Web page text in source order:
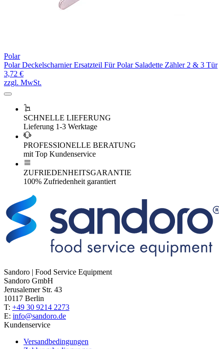
Polar
Polar Deckelscharnier Ersatzteil Für Polar Saladette Zähler 2 & 3 Tür
3,72 €
zzgl. MwSt.
SCHNELLE LIEFERUNG
Lieferung 1-3 Werktage
PROFESSIONELLE BERATUNG
mit Top Kundenservice
ZUFRIEDENHEITSGARANTIE
100% Zufriedenheit garantiert
Sandoro | Food Service Equipment
Sandoro GmbH
Jerusalemer Str. 43
10117 Berlin
T: +49 30 9214 2273
E: info@sandoro.de
Kundenservice
Versandbedingungen